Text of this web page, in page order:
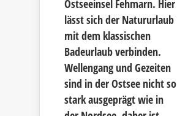
Ostseeinsel Fehmarn. Hier
lässt sich der Natururlaub
mit dem klassischen
Badeurlaub verbinden.
Wellengang und Gezeiten
sind in der Ostsee nicht so
stark ausgeprägt wie in